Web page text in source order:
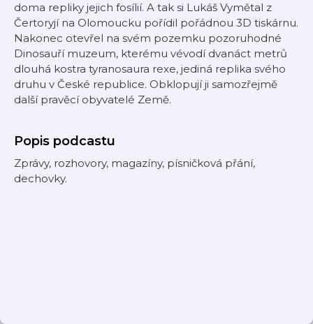
doma repliky jejich fosílií. A tak si Lukáš Vymětal z
Čertoryjí na Olomoucku pořídil pořádnou 3D tiskárnu.
Nakonec otevřel na svém pozemku pozoruhodné
Dinosauří muzeum, kterému vévodí dvanáct metrů
dlouhá kostra tyranosaura rexe, jediná replika svého
druhu v České republice. Obklopují ji samozřejmě
další pravěcí obyvatelé Země.
Popis podcastu
Zprávy, rozhovory, magazíny, písničková přání,
dechovky.